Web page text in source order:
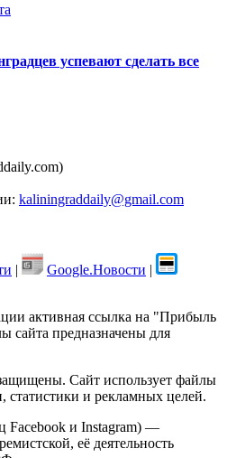
успевают сделать все
kaliningraddaily@gmail.com
| Google.Новости |
активная ссылка на "Прибыль
сайта предназначены для
Сайт использует файлы
статистики и рекламных целей.
Facebook и Instagram) —
её деятельность